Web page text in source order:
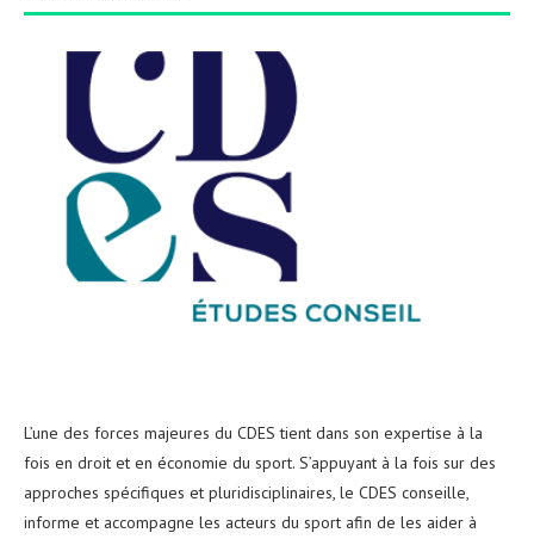
L’une des forces majeures du CDES tient dans son expertise à la
fois en droit et en économie du sport. S’appuyant à la fois sur des
approches spécifiques et pluridisciplinaires, le CDES conseille,
informe et accompagne les acteurs du sport afin de les aider à